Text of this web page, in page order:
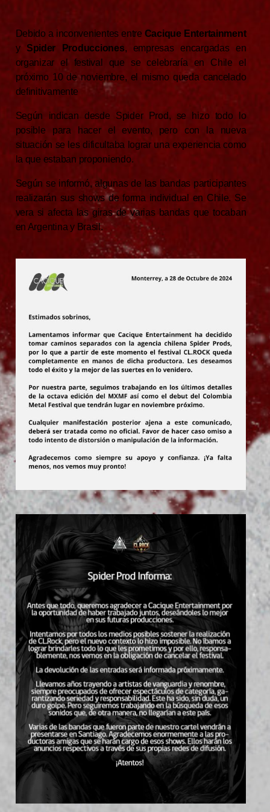
Debido a inconvenientes entre Cacique Entertainment
y Spider Producciones, empresas encargadas en
organizar el festival que se celebraría en Chile el
próximo 10 de noviembre, el mismo queda cancelado
definitivamente
Según indican desde Spider Prod, se hizo todo lo
posible para hacer el evento, pero con la nueva
situación se les dificultaba lograr una experiencia como
la que estaban proponiendo.
Según se informó, algunas de las bandas participantes
realizarán sus shows de forma individual en Chile. Se
vera si afecta las giras de varias bandas que tocaban
en Argentina y Brasil.